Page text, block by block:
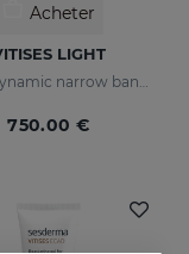
Acheter
LIGHT
Photodynamic narrow bandwidth therapy device
750.00 €